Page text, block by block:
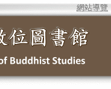
網站導覽